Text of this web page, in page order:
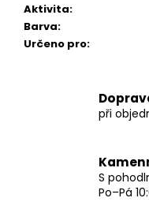
Aktivita:
Barva:
Určeno pro:
při
S
Po–Pá